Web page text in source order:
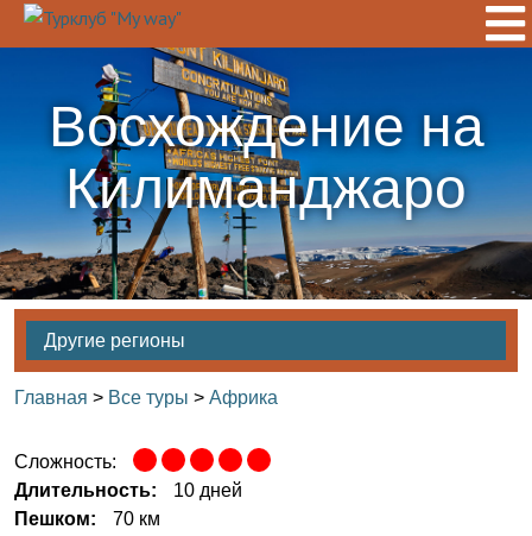
Восхождение на
Килиманджаро
Другие регионы
Главная > Все туры > Африка
Сложность:
Длительность:
10 дней
Пешком:
70 км